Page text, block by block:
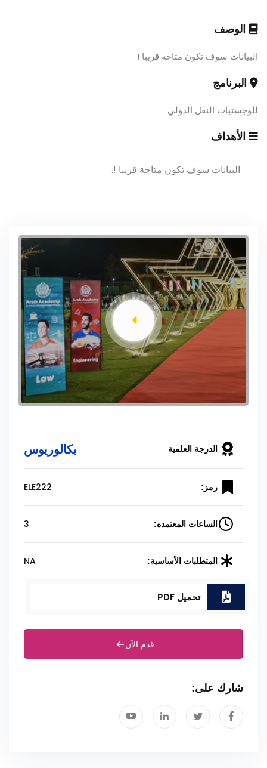
الوصف
البيانات سوف تكون متاحة قريبا !
البرنامج
للوجستيات النقل الدولي
الأهداف
البيانات سوف تكون متاحة قريبا !.
الدرجة العلمية بكالوريوس
رمز: ELE222
الساعات المعتمده: 3
المتطلبات الأساسية: NA
تحميل PDF
قدم الآن
شارك على: